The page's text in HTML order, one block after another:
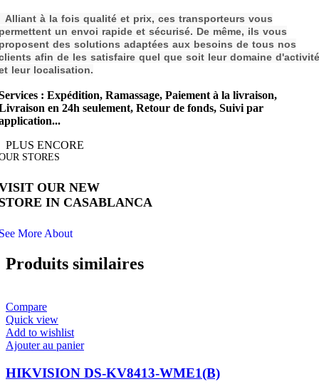
à la fois qualité et prix, ces transporteurs vous
un envoi rapide et sécurisé. De même, ils vous
des solutions adaptées aux besoins de tous nos
afin de les satisfaire quel que soit leur domaine d'activité
leur localisation.
: Expédition, Ramassage, Paiement à la livraison,
en 24h seulement, Retour de fonds, Suivi par
PLUS ENCORE
STORES
OUR NEW
IN CASABLANCA
More About
Produits similaires
Compare
Quick view
Add to wishlist
Ajouter au panier
HIKVISION DS-KV8413-WME1(B)